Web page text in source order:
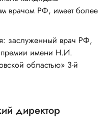
врачом РФ, имеет более
заслуженный врач РФ,
премии имени Н.И.
областью» 3-й
директор